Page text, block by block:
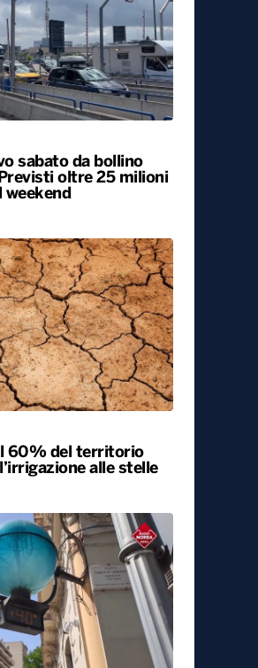
sabato da bollino
oltre 25 milioni
60% del territorio
alle stelle